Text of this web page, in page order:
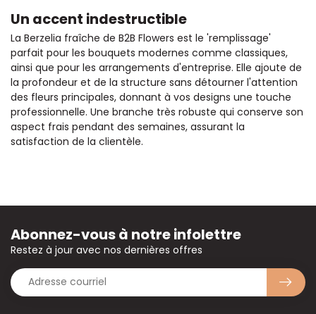
Un accent indestructible
La Berzelia fraîche de B2B Flowers est le 'remplissage'
parfait pour les bouquets modernes comme classiques,
ainsi que pour les arrangements d'entreprise. Elle ajoute de
la profondeur et de la structure sans détourner l'attention
des fleurs principales, donnant à vos designs une touche
professionnelle. Une branche très robuste qui conserve son
aspect frais pendant des semaines, assurant la
satisfaction de la clientèle.
Abonnez-vous à notre infolettre
Restez à jour avec nos dernières offres